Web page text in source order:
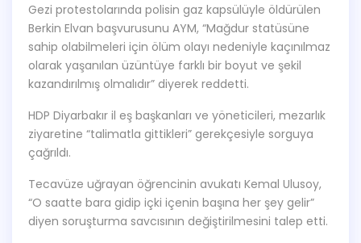
Gezi protestolarında polisin gaz kapsülüyle öldürülen
Berkin Elvan başvurusunu AYM, “Mağdur statüsüne
sahip olabilmeleri için ölüm olayı nedeniyle kaçınılmaz
olarak yaşanılan üzüntüye farklı bir boyut ve şekil
kazandırılmış olmalıdır” diyerek reddetti.
HDP Diyarbakır il eş başkanları ve yöneticileri, mezarlık
ziyaretine “talimatla gittikleri” gerekçesiyle sorguya
çağrıldı.
Tecavüze uğrayan öğrencinin avukatı Kemal Ulusoy,
“O saatte bara gidip içki içenin başına her şey gelir”
diyen soruşturma savcısının değiştirilmesini talep etti.